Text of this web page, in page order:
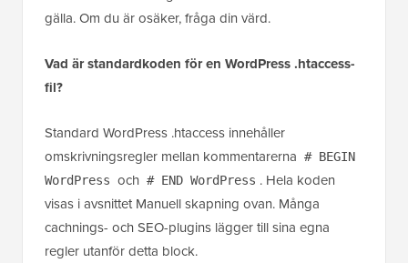
gälla. Om du är osäker, fråga din värd.
Vad är standardkoden för en WordPress .htaccess-
fil?
Standard WordPress .htaccess innehåller
omskrivningsregler mellan kommentarerna # BEGIN
WordPress och # END WordPress . Hela koden
visas i avsnittet Manuell skapning ovan. Många
cachnings- och SEO-plugins lägger till sina egna
regler utanför detta block.